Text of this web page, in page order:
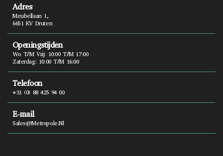
Adres
Meubellaan 1,
6651 KV Druten
Openingstijden
Wo T/m Vrij: 10:00 T/m 17:00
Zaterdag: 10:00 T/m 16:00
Telefoon
+31 (0) 88 425 94 00
E-mail
Sales@metropole.nl